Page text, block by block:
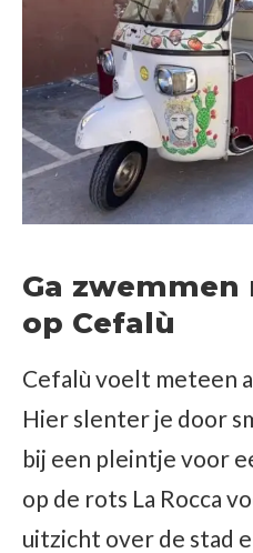
Ga
op Cefalù
Cefalù voelt meteen
Hier slenter je door
bij een pleintje voor
op de rots La Rocca
uitzicht over de stad